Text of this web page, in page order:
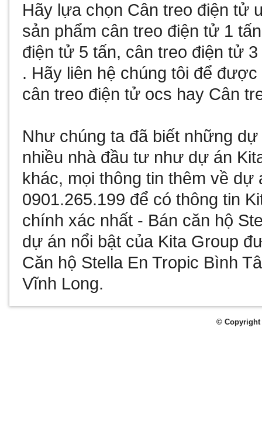
Hãy lựa chọn Cân treo điện tử
sản phẩm cân treo điện tử 1 tấn
điện tử 5 tấn, cân treo điện tử 3
. Hãy liên hệ chúng tôi để
cân treo điện tử ocs hay Cân
Như chúng ta đã biết những dự
nhiều nhà đầu tư như dự án
khác, mọi thông tin thêm về dự
0901.265.199 để có thông tin
chính xác nhất - Bán căn hộ
dự án nổi bật của Kita Group
Căn hộ Stella En Tropic Bình
Vĩnh Long.
© Copyright